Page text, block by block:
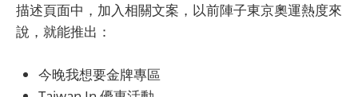
描述頁面中，加入相關文案，以前陣子東京奧運熱度來
說，就能推出：
今晚我想要金牌專區